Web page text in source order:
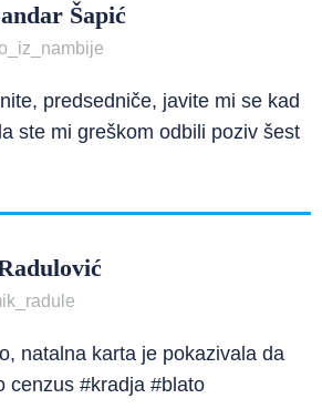
Šapić
predsedniče, javite mi se kad
ste mi greškom odbili poziv šest
natalna karta je pokazivala da
cenzus #kradja #blato